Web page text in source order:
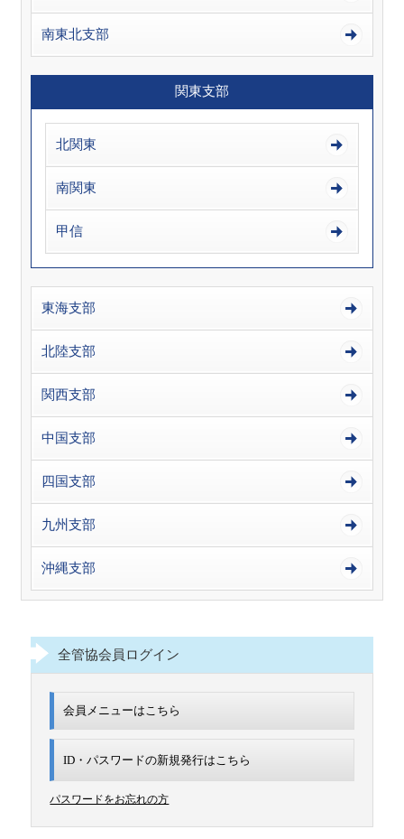
南東北支部
関東支部
北関東
南関東
甲信
東海支部
北陸支部
関西支部
中国支部
四国支部
九州支部
沖縄支部
全管協会員ログイン
会員メニューはこちら
ID・パスワードの新規発行はこちら
パスワードをお忘れの方